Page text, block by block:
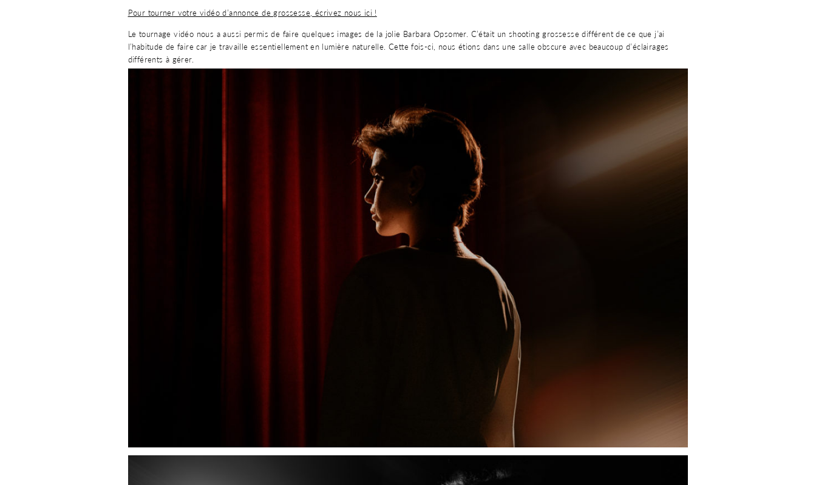
Pour tourner votre vidéo d’annonce de grossesse, écrivez nous ici !
Le tournage vidéo nous a aussi permis de faire quelques images de la jolie Barbara Opsomer. C’était un shooting grossesse différent de ce que j’ai
l’habitude de faire car je travaille essentiellement en lumière naturelle. Cette fois-ci, nous étions dans une salle obscure avec beaucoup d’éclairages
différents à gérer.